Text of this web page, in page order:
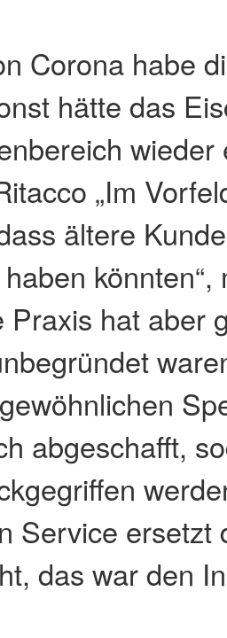
Corona habe
hätte das
wieder
„Im
ältere
Praxis hat aber
abgeschafft,
Service ersetzt
das war den